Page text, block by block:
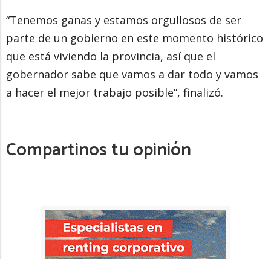
“Tenemos ganas y estamos orgullosos de ser
parte de un gobierno en este momento histórico
que está viviendo la provincia, así que el
gobernador sabe que vamos a dar todo y vamos
a hacer el mejor trabajo posible”, finalizó.
Compartinos tu opinión